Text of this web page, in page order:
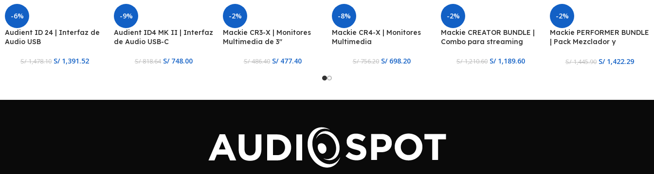
-6%
Audient ID 24 | Interfaz de
Audio USB
S/1,478.10 S/1,391.52
-9%
Audient ID4 MK II | Interfaz
de Audio USB-C
S/818.64 S/748.00
-2%
Mackie CR3-X | Monitores
Multimedia de 3″
S/486.40 S/477.40
-8%
Mackie CR4-X | Monitores
Multimedia
S/756.20 S/698.20
-2%
Mackie CREATOR BUNDLE |
Combo para streaming
S/1,210.60 S/1,189.60
-2%
Mackie PERFORMER BUNDLE
| Pack Mezclador y
S/1,445.90 S/1,422.29